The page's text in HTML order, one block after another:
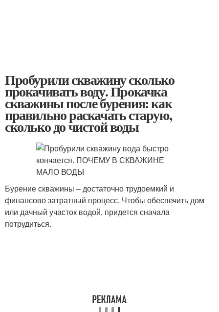
Пробурили скважину сколько
прокачивать воду. Прокачка
скважины после бурения: как
правильно раскачать старую,
сколько до чистой воды
Бурение скважины – достаточно трудоемкий и
финансово затратный процесс. Чтобы обеспечить дом
или дачный участок водой, придется сначала
потрудиться.